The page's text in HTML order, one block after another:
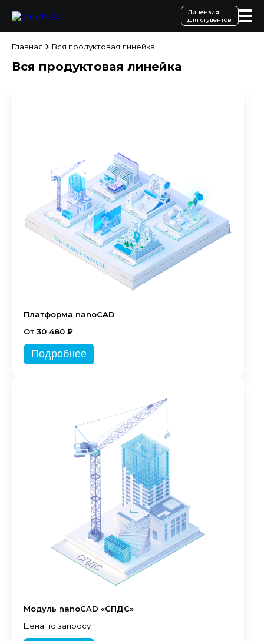
Лицензия
для студентов
Главная Вся продуктовая линейка
Вся продуктовая линейка
Платформа nanoCAD
От 30 480 ₽
Подробнее
Модуль nanoCAD «СПДС»
Цена по запросу